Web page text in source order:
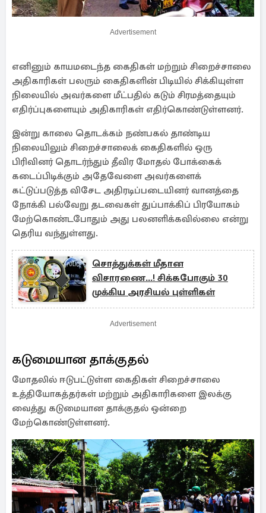
Advertisement
எனினும் காயமடைந்த கைதிகள் மற்றும் சிறைச்சாலை
அதிகாரிகள் பலரும் கைதிகளின் பிடியில் சிக்கியுள்ள
நிலையில் அவர்களை மீட்பதில் கடும் சிரமத்தையும்
எதிர்ப்புகளையும் அதிகாரிகள் எதிர்கொண்டுள்ளனர்.
இன்று காலை தொடக்கம் நண்பகல் தாண்டிய
நிலையிலும் சிறைச்சாலைக் கைதிகளில் ஒரு
பிரிவினர் தொடர்ந்தும் தீவிர மோதல் போக்கைக்
கடைப்பிடிக்கும் அதேவேளை அவர்களைக்
கட்டுப்படுத்த விசேட அதிரடிப்படையினர் வானத்தை
நோக்கி பல்வேறு தடவைகள் துப்பாக்கிப் பிரயோகம்
மேற்கொண்டபோதும் அது பலனளிக்கவில்லை என்று
தெரிய வந்துள்ளது.
சொத்துக்கள் மீதான
விசாரணை...! சிக்கபோகும் 30
முக்கிய அரசியல் புள்ளிகள்
Advertisement
கடுமையான தாக்குதல்
மோதலில் ஈடுபட்டுள்ள கைதிகள் சிறைச்சாலை
உத்தியோகத்தர்கள் மற்றும் அதிகாரிகளை இலக்கு
வைத்து கடுமையான தாக்குதல் ஒன்றை
மேற்கொண்டுள்ளனர்.